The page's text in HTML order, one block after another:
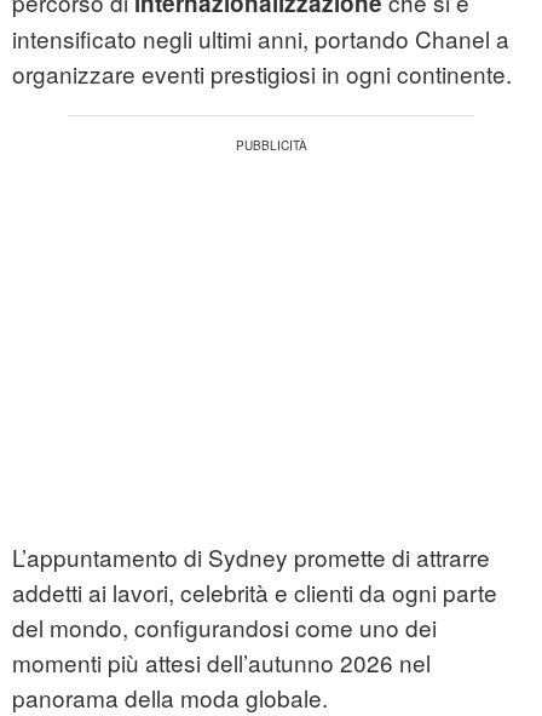
intensificato negli ultimi anni, portando Chanel a
organizzare eventi prestigiosi in ogni continente.
L’appuntamento di Sydney promette di attrarre
addetti ai lavori, celebrità e clienti da ogni parte
del mondo, configurandosi come uno dei
momenti più attesi dell’autunno 2026 nel
panorama della moda globale.